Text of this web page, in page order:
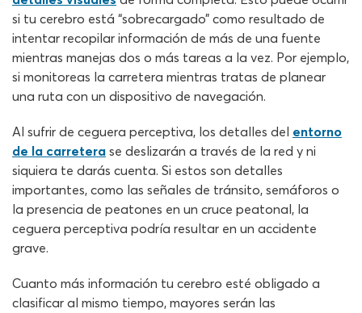
si tu cerebro está “sobrecargado” como resultado de
intentar recopilar información de más de una fuente
mientras manejas dos o más tareas a la vez. Por ejemplo,
si monitoreas la carretera mientras tratas de planear
una ruta con un dispositivo de navegación.
Al sufrir de ceguera perceptiva, los detalles del entorno
de la carretera se deslizarán a través de la red y ni
siquiera te darás cuenta. Si estos son detalles
importantes, como las señales de tránsito, semáforos o
la presencia de peatones en un cruce peatonal, la
ceguera perceptiva podría resultar en un accidente
grave.
Cuanto más información tu cerebro esté obligado a
clasificar al mismo tiempo, mayores serán las